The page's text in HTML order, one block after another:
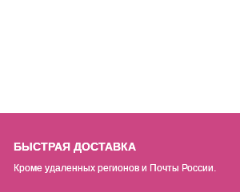
БЫСТРАЯ ДОСТАВКА
Кроме удаленных регионов и Почты России.